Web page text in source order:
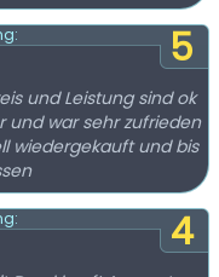
5
und Leistung sind ok
und war sehr zufrieden
wiedergekauft und bis
4